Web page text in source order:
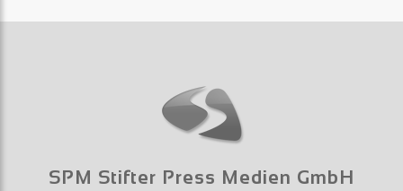
SPM Stifter Press Medien GmbH